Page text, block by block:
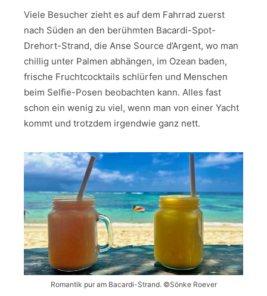
Viele Besucher zieht es auf dem Fahrrad zuerst
nach Süden an den berühmten Bacardi-Spot-
Drehort-Strand, die Anse Source d’Argent, wo man
chillig unter Palmen abhängen, im Ozean baden,
frische Fruchtcocktails schlürfen und Menschen
beim Selfie-Posen beobachten kann. Alles fast
schon ein wenig zu viel, wenn man von einer Yacht
kommt und trotzdem irgendwie ganz nett.
Romantik pur am Bacardi-Strand. ©Sönke Roever